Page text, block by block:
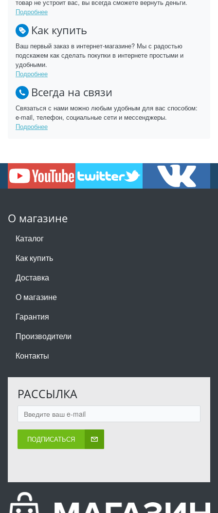
товар не устроит вас, вы всегда сможете вернуть деньги.
Подробнее
Как купить
Ваш первый заказ в интернет-магазине? Мы с радостью
подскажем как сделать покупки в интернете простыми и
удобными.
Подробнее
Всегда на связи
Связаться с нами можно любым удобным для вас способом:
e-mail, телефон, социальные сети и мессенджеры.
Подробнее
О магазине
Каталог
Как купить
Доставка
О магазине
Гарантия
Производители
Контакты
РАССЫЛКА
ПОДПИСАТЬСЯ